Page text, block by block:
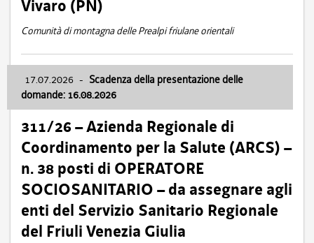
Vivaro (PN)
Comunità di montagna delle Prealpi friulane orientali
17.07.2026 - Scadenza della presentazione delle
domande: 16.08.2026
311/26 – Azienda Regionale di
Coordinamento per la Salute (ARCS) –
n. 38 posti di OPERATORE
SOCIOSANITARIO – da assegnare agli
enti del Servizio Sanitario Regionale
del Friuli Venezia Giulia